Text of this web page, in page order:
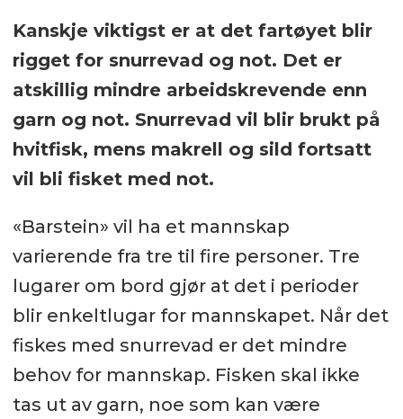
Kanskje viktigst er at det fartøyet blir
rigget for snurrevad og not. Det er
atskillig mindre arbeidskrevende enn
garn og not. Snurrevad vil blir brukt på
hvitfisk, mens makrell og sild fortsatt
vil bli fisket med not.
«Barstein» vil ha et mannskap
varierende fra tre til fire personer. Tre
lugarer om bord gjør at det i perioder
blir enkeltlugar for mannskapet. Når det
fiskes med snurrevad er det mindre
behov for mannskap. Fisken skal ikke
tas ut av garn, noe som kan være